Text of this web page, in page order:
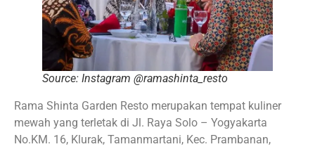
Source: Instagram @ramashinta_resto
Rama Shinta Garden Resto merupakan tempat kuliner
mewah yang terletak di Jl. Raya Solo – Yogyakarta
No.KM. 16, Klurak, Tamanmartani, Kec. Prambanan,